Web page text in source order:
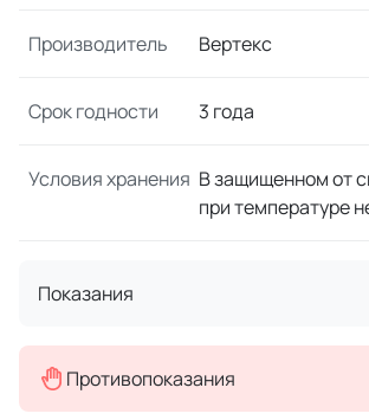
Производитель Вертекс
Срок годности 3 года
Условия хранения В защищенном от
при температуре
Показания
Противопоказания